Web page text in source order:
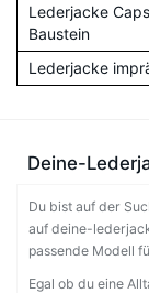
Lederjacke
Baustein
Lederjacke
Deine-
Du bist auf der
auf deine-
passende Modell
Egal ob du eine